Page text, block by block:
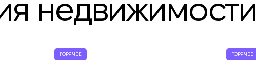
недвижимости
ГОРЯЧЕЕ ГОРЯЧЕЕ
успешно оформлена.